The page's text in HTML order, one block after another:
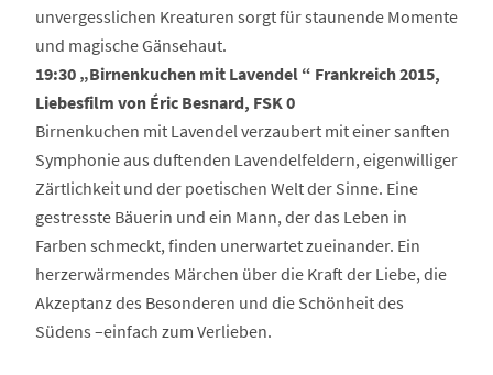
unvergesslichen Kreaturen sorgt für staunende Momente
und magische Gänsehaut.
19:30 „Birnenkuchen mit Lavendel “ Frankreich 2015,
Liebesfilm von Éric Besnard, FSK 0
Birnenkuchen mit Lavendel verzaubert mit einer sanften
Symphonie aus duftenden Lavendelfeldern, eigenwilliger
Zärtlichkeit und der poetischen Welt der Sinne. Eine
gestresste Bäuerin und ein Mann, der das Leben in
Farben schmeckt, finden unerwartet zueinander. Ein
herzerwärmendes Märchen über die Kraft der Liebe, die
Akzeptanz des Besonderen und die Schönheit des
Südens –einfach zum Verlieben.